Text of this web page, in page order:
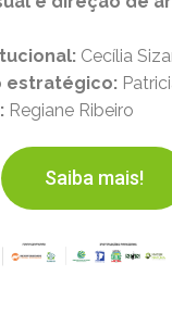
Cecília
estratégico:
Regiane Ribeiro
Saiba mais!